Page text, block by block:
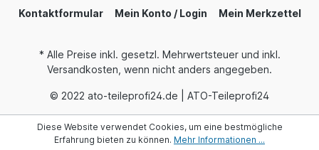
Kontaktformular Mein Konto / Login Mein Merkzettel
* Alle Preise inkl. gesetzl. Mehrwertsteuer und inkl.
Versandkosten, wenn nicht anders angegeben.
© 2022 ato-teileprofi24.de | ATO-Teileprofi24
Diese Website verwendet Cookies, um eine bestmögliche
Erfahrung bieten zu können. Mehr Informationen ...